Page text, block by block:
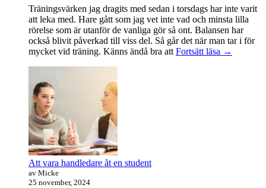
Träningsvärken jag dragits med sedan i torsdags har inte varit
att leka med. Hare gått som jag vet inte vad och minsta lilla
rörelse som är utanför de vanliga gör så ont. Balansen har
också blivit påverkad till viss del. Så går det när man tar i för
mycket vid träning. Känns ändå bra att Fortsätt läsa →
Att vara handledare åt en student
av Micke
25 november, 2024